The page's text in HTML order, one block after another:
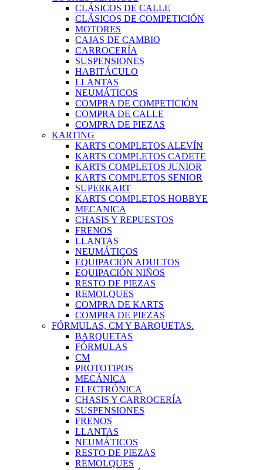
CLÁSICOS DE CALLE
CLÁSICOS DE COMPETICIÓN
MOTORES
CAJAS DE CAMBIO
CARROCERÍA
SUSPENSIONES
HABITÁCULO
LLANTAS
NEUMÁTICOS
COMPRA DE COMPETICIÓN
COMPRA DE CALLE
COMPRA DE PIEZAS
KARTING
KARTS COMPLETOS ALEVÍN
KARTS COMPLETOS CADETE
KARTS COMPLETOS JUNIOR
KARTS COMPLETOS SENIOR
SUPERKART
KARTS COMPLETOS HOBBYE
MECANICA
CHASIS Y REPUESTOS
FRENOS
LLANTAS
NEUMÁTICOS
EQUIPACIÓN ADULTOS
EQUIPACIÓN NIÑOS
RESTO DE PIEZAS
REMOLQUES
COMPRA DE KARTS
COMPRA DE PIEZAS
FÓRMULAS, CM Y BARQUETAS.
BARQUETAS
FÓRMULAS
CM
PROTOTIPOS
MECÁNICA
ELECTRÓNICA
CHASIS Y CARROCERÍA
SUSPENSIONES
FRENOS
LLANTAS
NEUMÁTICOS
RESTO DE PIEZAS
REMOLQUES